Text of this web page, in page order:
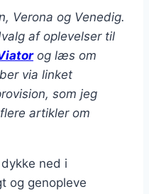
Verona og Venedig.
af oplevelser til
og læs om
via linket
som jeg
artikler om
ned i
og genopleve